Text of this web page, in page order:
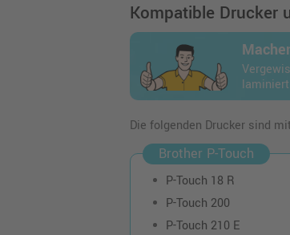
Kompatible Drucker
Die folgenden Drucker sind
Brother P-Touch
P-Touch 18 R
P-Touch 200
P-Touch 210 E